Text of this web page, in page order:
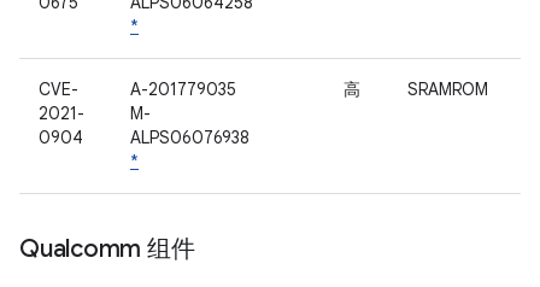
*
CVE-
2021-
0904
A-201779035
M-
ALPS06076938
*
高 SRAMROM
Qualcomm 组件